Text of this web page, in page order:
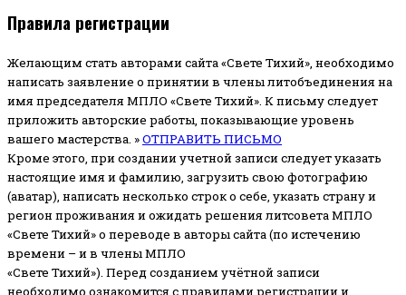
Правила регистрации
Желающим стать авторами сайта «Свете Тихий», необходимо
написать заявление о принятии в члены литобъединения на
имя председателя МПЛО «Свете Тихий». К письму следует
приложить авторские работы, показывающие уровень
вашего мастерства. »ОТПРАВИТЬ ПИСЬМО
Кроме этого, при создании учетной записи следует указать
настоящие имя и фамилию, загрузить свою фотографию
(аватар), написать несколько строк о себе, указать страну и
регион проживания и ожидать решения литсовета МПЛО
«Свете Тихий» о переводе в авторы сайта (по истечению
времени – и в члены МПЛО
«Свете Тихий»). Перед созданием учётной записи
необходимо ознакомится с правилами регистрации и